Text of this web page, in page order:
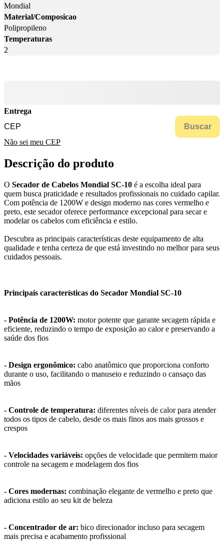
Mondial
Material/Composicao
Polipropileno
Temperaturas
2
Entrega
Buscar
Não sei meu CEP
Descrição do produto
O Secador de Cabelos Mondial SC-10 é a escolha ideal para
quem busca praticidade e resultados profissionais no cuidado capilar.
Com potência de 1200W e design moderno nas cores vermelho e
preto, este secador oferece performance excepcional para secar e
modelar os cabelos com eficiência e estilo.
Descubra as principais características deste equipamento de alta
qualidade e tenha certeza de que está investindo no melhor para seus
cuidados pessoais.
Principais características do Secador Mondial SC-10
- Potência de 1200W: motor potente que garante secagem rápida e
eficiente, reduzindo o tempo de exposição ao calor e preservando a
saúde dos fios
- Design ergonômico: cabo anatômico que proporciona conforto
durante o uso, facilitando o manuseio e reduzindo o cansaço das
mãos
- Controle de temperatura: diferentes níveis de calor para atender
todos os tipos de cabelo, desde os mais finos aos mais grossos e
crespos
- Velocidades variáveis: opções de velocidade que permitem maior
controle na secagem e modelagem dos fios
- Cores modernas: combinação elegante de vermelho e preto que
adiciona estilo ao seu kit de beleza
- Concentrador de ar: bico direcionador incluso para secagem
mais precisa e acabamento profissional